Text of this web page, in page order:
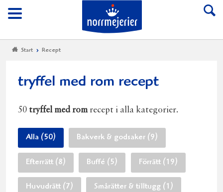
Meny
Till Norrmejerier
Start Recept
tryffel med rom recept
50 tryffel med romrecept i alla kategorier.
Alla (50) Bakverk & godsaker (9)
Efterrätt (8) Buffé (5) Förrätt (19)
Huvudrätt (7) Smårätter & tilltugg (1)